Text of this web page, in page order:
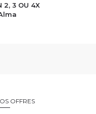
2, 3 OU 4X
OFFRES